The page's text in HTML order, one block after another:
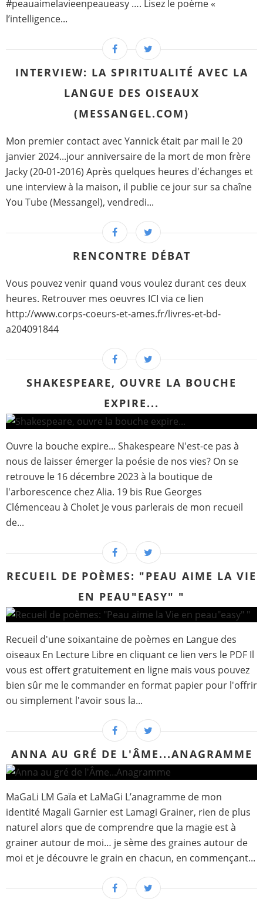
#peauaimelavieenpeaueasy …. Lisez le poème «
l’intelligence...
INTERVIEW: LA SPIRITUALITÉ AVEC LA
LANGUE DES OISEAUX
(MESSANGEL.COM)
Mon premier contact avec Yannick était par mail le 20
janvier 2024...jour anniversaire de la mort de mon frère
Jacky (20-01-2016) Après quelques heures d'échanges et
une interview à la maison, il publie ce jour sur sa chaîne
You Tube (Messangel), vendredi...
RENCONTRE DÉBAT
Vous pouvez venir quand vous voulez durant ces deux
heures. Retrouver mes oeuvres ICI via ce lien
http://www.corps-coeurs-et-ames.fr/livres-et-bd-
a204091844
SHAKESPEARE, OUVRE LA BOUCHE
EXPIRE...
Ouvre la bouche expire... Shakespeare N'est-ce pas à
nous de laisser émerger la poésie de nos vies? On se
retrouve le 16 décembre 2023 à la boutique de
l'arborescence chez Alia. 19 bis Rue Georges
Clémenceau à Cholet Je vous parlerais de mon recueil
de...
RECUEIL DE POÈMES: "PEAU AIME LA VIE
EN PEAU"EASY" "
Recueil d'une soixantaine de poèmes en Langue des
oiseaux En Lecture Libre en cliquant ce lien vers le PDF Il
vous est offert gratuitement en ligne mais vous pouvez
bien sûr me le commander en format papier pour l'offrir
ou simplement l'avoir sous la...
ANNA AU GRÉ DE L'ÂME...ANAGRAMME
MaGaLi LM Gaïa et LaMaGi L’anagramme de mon
identité Magali Garnier est Lamagi Grainer, rien de plus
naturel alors que de comprendre que la magie est à
grainer autour de moi… je sème des graines autour de
moi et je découvre le grain en chacun, en commençant...